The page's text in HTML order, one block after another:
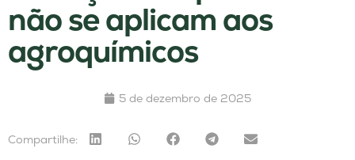
não se aplicam aos
agroquímicos
5 de dezembro de 2025
Compartilhe: